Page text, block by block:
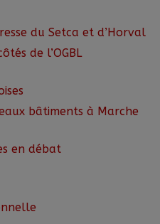
du Setca et d’Horval
de l’OGBL
bâtiments à Marche
en débat